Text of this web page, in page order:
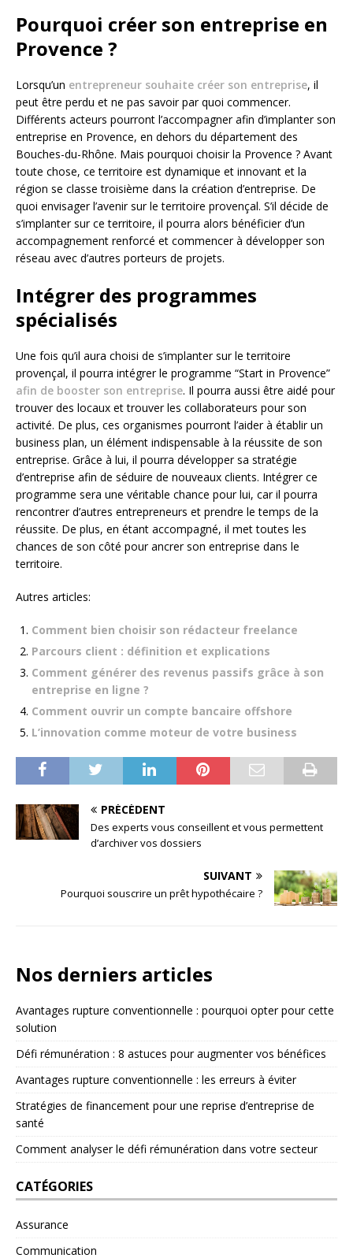
Pourquoi créer son entreprise en
Provence ?
Lorsqu’un entrepreneur souhaite créer son entreprise, il
peut être perdu et ne pas savoir par quoi commencer.
Différents acteurs pourront l’accompagner afin d’implanter son
entreprise en Provence, en dehors du département des
Bouches-du-Rhône. Mais pourquoi choisir la Provence ? Avant
toute chose, ce territoire est dynamique et innovant et la
région se classe troisième dans la création d’entreprise. De
quoi envisager l’avenir sur le territoire provençal. S’il décide de
s’implanter sur ce territoire, il pourra alors bénéficier d’un
accompagnement renforcé et commencer à développer son
réseau avec d’autres porteurs de projets.
Intégrer des programmes
spécialisés
Une fois qu’il aura choisi de s’implanter sur le territoire
provençal, il pourra intégrer le programme “Start in Provence”
afin de booster son entreprise. Il pourra aussi être aidé pour
trouver des locaux et trouver les collaborateurs pour son
activité. De plus, ces organismes pourront l’aider à établir un
business plan, un élément indispensable à la réussite de son
entreprise. Grâce à lui, il pourra développer sa stratégie
d’entreprise afin de séduire de nouveaux clients. Intégrer ce
programme sera une véritable chance pour lui, car il pourra
rencontrer d’autres entrepreneurs et prendre le temps de la
réussite. De plus, en étant accompagné, il met toutes les
chances de son côté pour ancrer son entreprise dans le
territoire.
Autres articles:
Comment bien choisir son rédacteur freelance
Parcours client : définition et explications
Comment générer des revenus passifs grâce à son
entreprise en ligne ?
Comment ouvrir un compte bancaire offshore
L’innovation comme moteur de votre business
PRÉCÉDENT
Des experts vous conseillent et vous permettent
d’archiver vos dossiers
SUIVANT
Pourquoi souscrire un prêt hypothécaire ?
Nos derniers articles
Avantages rupture conventionnelle : pourquoi opter pour cette
solution
Défi rémunération : 8 astuces pour augmenter vos bénéfices
Avantages rupture conventionnelle : les erreurs à éviter
Stratégies de financement pour une reprise d’entreprise de
santé
Comment analyser le défi rémunération dans votre secteur
CATÉGORIES
Assurance
Communication